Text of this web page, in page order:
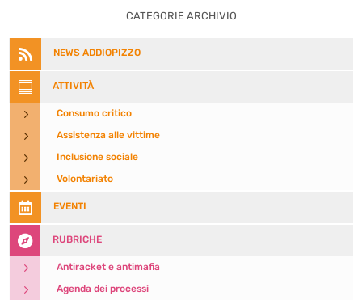
CATEGORIE ARCHIVIO
 NEWS ADDIOPIZZO
 ATTIVITÀ
5 Consumo critico
5 Assistenza alle vittime
5 Inclusione sociale
5 Volontariato
 EVENTI
 RUBRICHE
5 Antiracket e antimafia
5 Agenda dei processi